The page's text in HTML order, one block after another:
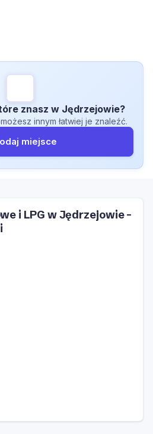
znasz w Jędrzejowie?
innym łatwiej je znaleźć.
miejsce
i LPG w Jędrzejowie –